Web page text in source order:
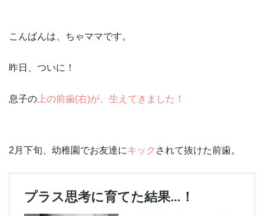
こんばんは、ちゃママです。
昨日、ついに！
息子の 上の前歯(右)が、生えてきました！
2月下旬、幼稚園でお友達にキック されて抜けた前歯。